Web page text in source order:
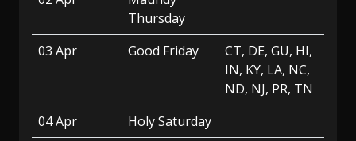
Thursday
03 Apr
Good Friday
CT, DE, GU, HI,
IN, KY, LA, NC,
ND, NJ, PR, TN
04 Apr
Holy Saturday